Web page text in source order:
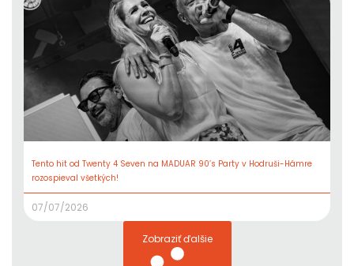
Tento hit od Twenty 4 Seven na MADUAR 90’s Party v Hodruši-Hámre
rozospieval všetkých!
07/07/2026
Zobraziť ďalšie